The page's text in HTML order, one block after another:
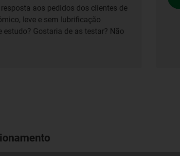
aos pedidos dos clientes de
leve e sem lubrificação
Gostaria de as testar? Não